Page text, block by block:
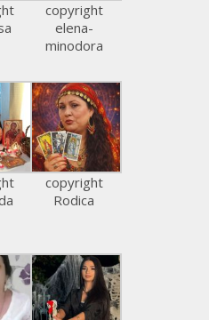
copyright
elena-
minodora
copyright
Rodica